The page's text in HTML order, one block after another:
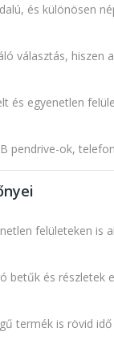
és különösen
választás, hiszen
és egyenetlen
pendrive-ok,
felületeken is
betűk és részletek
termék is rövid